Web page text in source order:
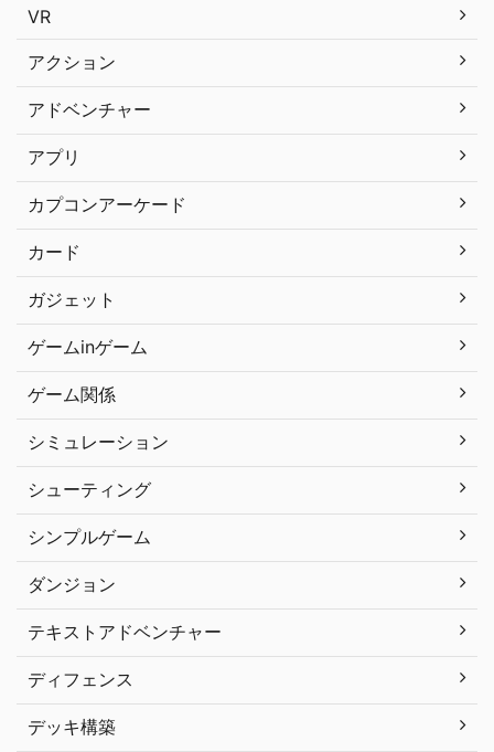
VR
アクション
アドベンチャー
アプリ
カプコンアーケード
カード
ガジェット
ゲームinゲーム
ゲーム関係
シミュレーション
シューティング
シンプルゲーム
ダンジョン
テキストアドベンチャー
ディフェンス
デッキ構築